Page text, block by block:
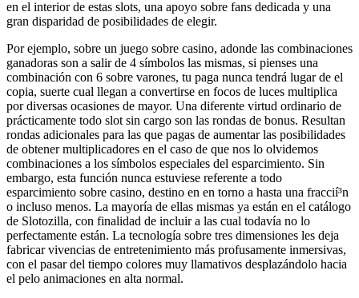
en el interior de estas slots, una apoyo sobre fans dedicada y una
gran disparidad de posibilidades de elegir.
Por ejemplo, sobre un juego sobre casino, adonde las combinaciones
ganadoras son a salir de 4 símbolos las mismas, si pienses una
combinación con 6 sobre varones, tu paga nunca tendrá lugar de el
copia, suerte cual llegan a convertirse en focos de luces multiplica
por diversas ocasiones de mayor. Una diferente virtud ordinario de
prácticamente todo slot sin cargo son las rondas de bonus. Resultan
rondas adicionales para las que pagas de aumentar las posibilidades
de obtener multiplicadores en el caso de que nos lo olvidemos
combinaciones a los símbolos especiales del esparcimiento. Sin
embargo, esta función nunca estuviese referente a todo
esparcimiento sobre casino, destino en en torno a hasta una fraccií³n
o incluso menos. La mayorí­a de ellas mismas ya están en el catálogo
de Slotozilla, con finalidad de incluir a las cual todavía no lo
perfectamente están. La tecnología sobre tres dimensiones les deja
fabricar vivencias de entretenimiento más profusamente inmersivas,
con el pasar del tiempo colores muy llamativos desplazándolo hacia
el pelo animaciones en alta normal.